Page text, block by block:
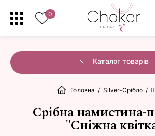
0
Каталог товарів
Головна / Silver-Срібло /
Срібна намистина-
"Сніжна